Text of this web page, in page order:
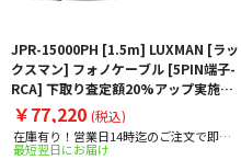
JPR-15000PH [1.5m] LUXMAN [ラッ
クスマン] フォノケーブル [5PIN端子-
RCA] 下取り査定額20%アップ実施
中！
￥77,220 (税込)
在庫有り！営業日14時迄のご注文で即日
出荷！
最短翌日にお届け